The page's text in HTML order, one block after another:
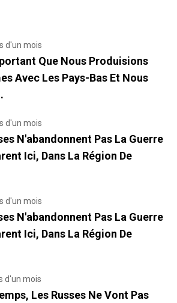
d'un mois
Que Nous Produisions
Avec Les Pays-Bas Et Nous
d'un mois
N'abandonnent Pas La Guerre
Ici, Dans La Région De
d'un mois
N'abandonnent Pas La Guerre
Ici, Dans La Région De
d'un mois
Les Russes Ne Vont Pas